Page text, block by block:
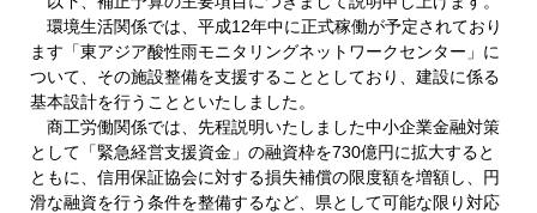
環境生活関係では、平成12年中に正式稼働が予定されており
ます「東アジア酸性雨モニタリングネットワークセンター」に
ついて、その施設整備を支援することとしており、建設に係る
基本設計を行うことといたしました。
商工労働関係では、先程説明いたしました中小企業金融対策
として「緊急経営支援資金」の融資枠を730億円に拡大すると
ともに、信用保証協会に対する損失補償の限度額を増額し、円
滑な融資を行う条件を整備するなど、県として可能な限り対応